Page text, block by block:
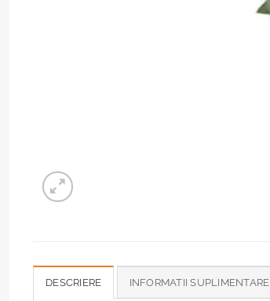
DESCRIERE INFORMATII SUPLIMENTARE